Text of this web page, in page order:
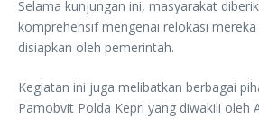
Selama kunjungan ini, masyarakat
komprehensif mengenai relokasi
disiapkan oleh pemerintah.
Kegiatan ini juga melibatkan berbagai
Pamobvit Polda Kepri yang diwakili oleh